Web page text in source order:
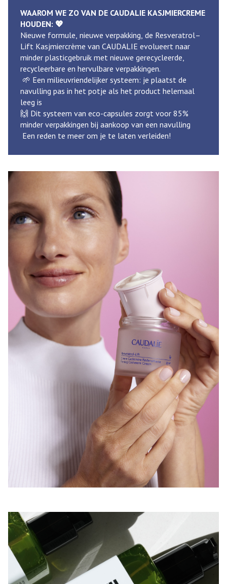
WAAROM WE ZO VAN DE CAUDALIE KASJMIERCREME
HOUDEN: 💖
Nieuwe formule, nieuwe verpakking, de Resveratrol–
Lift Kasjmiercrème van CAUDALIE evolueert naar
minder plasticgebruik met nieuwe gerecycleerde,
recycleerbare en hervulbare verpakkingen.
🌱 Een milieuvriendelijker systeem: je plaatst de
navulling pas in het potje als het product helemaal
leeg is
🙌 Dit systeem van eco-capsules zorgt voor 85%
minder verpakkingen bij aankoop van een navulling
Een reden te meer om je te laten verleiden!